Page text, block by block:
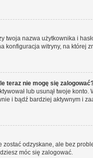
twoja nazwa użytkownika i
konfiguracja witryny, na której
teraz nie mogę się
lub usunął twoje
i bądź bardziej aktywnym i
odzyskane, ale bez
móc się zalogować.